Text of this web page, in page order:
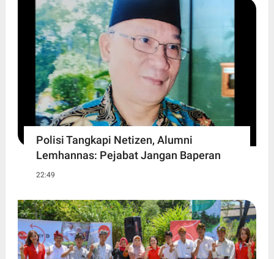
Polisi Tangkapi Netizen, Alumni
Lemhannas: Pejabat Jangan Baperan
22:49